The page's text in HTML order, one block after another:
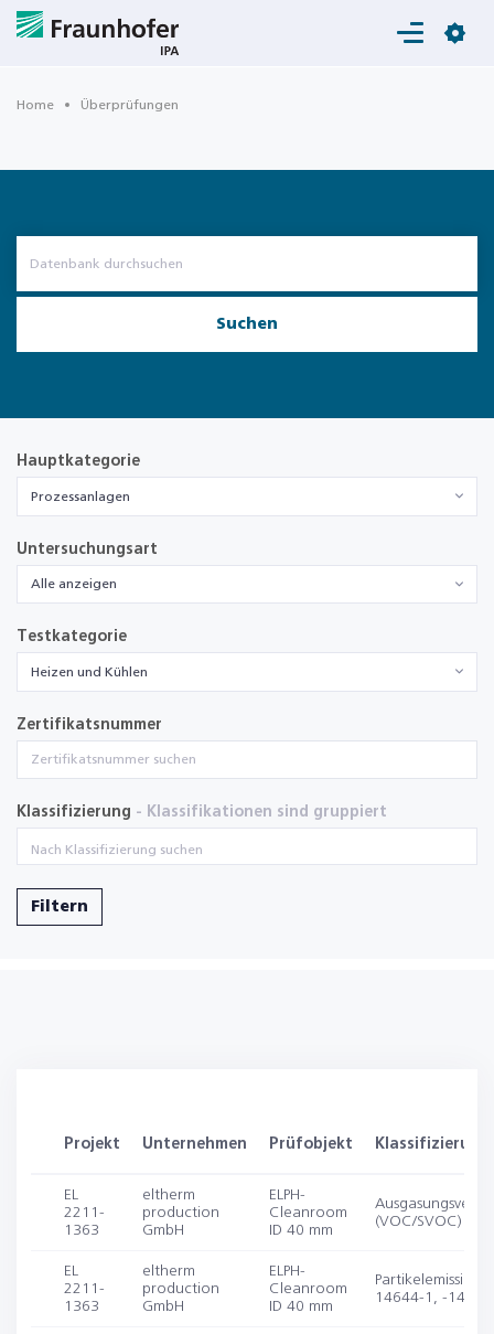
Login
Home Überprüfungen
Suchen
Hauptkategorie
Prozessanlagen
Untersuchungsart
Alle anzeigen
Testkategorie
Heizen und Kühlen
Zertifikatsnummer
Klassifizierung - Klassifikationen sind gruppiert
Filtern
Projekt Unternehmen Prüfobjekt Klassifizierung
EL
2211-
1363
eltherm
production
GmbH
ELPH-
Cleanroom
ID 40 mm
(VOC/SVOC)
EL
2211-
1363
eltherm
production
GmbH
ELPH-
Cleanroom
ID 40 mm
Partikelemission
14644-1, -14)